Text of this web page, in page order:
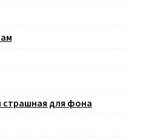
страшная для фона